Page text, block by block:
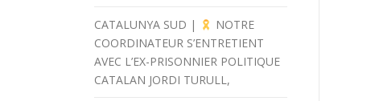
CATALUNYA SUD |
NOTRE
COORDINATEUR S’ENTRETIENT
AVEC L’EX-PRISONNIER POLITIQUE
CATALAN JORDI TURULL,